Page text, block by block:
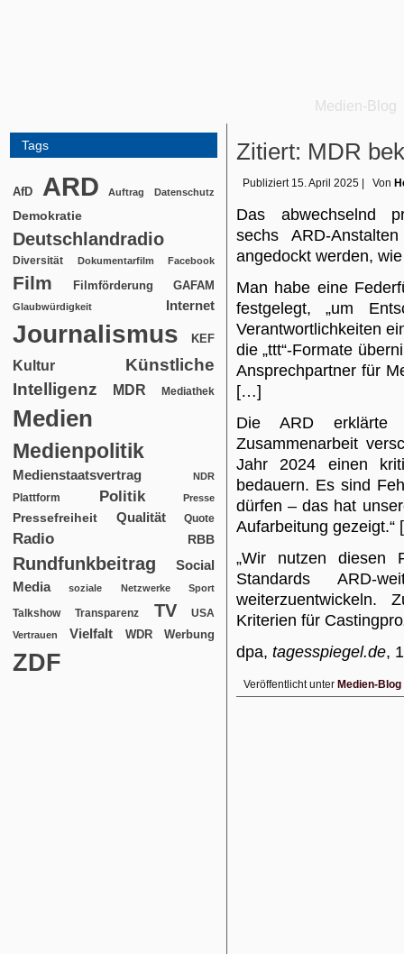
Medien-Blog
Tags
AfD ARD Auftrag Datenschutz
Demokratie
Deutschlandradio
Diversität Dokumentarfilm Facebook
Film Filmförderung GAFAM
Glaubwürdigkeit Internet
Journalismus KEF
Kultur
Künstliche
Intelligenz
MDR Mediathek
Medien
Medienpolitik
Medienstaatsvertrag NDR
Plattform Politik Presse
Pressefreiheit Qualität Quote
Radio RBB
Rundfunkbeitrag
Social
Media
soziale Netzwerke Sport
Talkshow Transparenz TV USA
Vertrauen Vielfalt WDR Werbung
ZDF
Zitiert: MDR
Publiziert 15. April 2025 Von
Das abwechselnd
sechs ARD-
angedockt werden,
Man habe eine
festgelegt, „um
Verantwortlichkeiten
die „ttt“-Formate
Ansprechpartner für
[…]
Die ARD erklärte
Zusammenarbeit
Jahr 2024 einen
bedauern. Es sind
dürfen – das hat
Aufarbeitung
„Wir nutzen diesen
Standards ARD-
weiterzuentwickeln.
Kriterien für
dpa, tagesspiegel.de,
Veröffentlicht unter Medien-Blog